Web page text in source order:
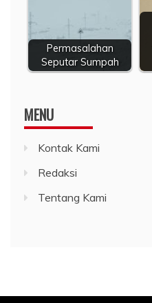
Permasalahan
Seputar Sumpah
MENU
Kontak Kami
Redaksi
Tentang Kami